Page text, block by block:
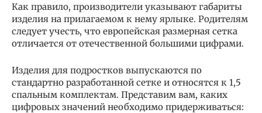
Как правило, производители указывают габариты
изделия на прилагаемом к нему ярлыке. Родителям
следует учесть, что европейская размерная сетка
отличается от отечественной большими цифрами.
Изделия для подростков выпускаются по
стандартно разработанной сетке и относятся к 1,5
спальным комплектам. Представим вам, каких
цифровых значений необходимо придерживаться: